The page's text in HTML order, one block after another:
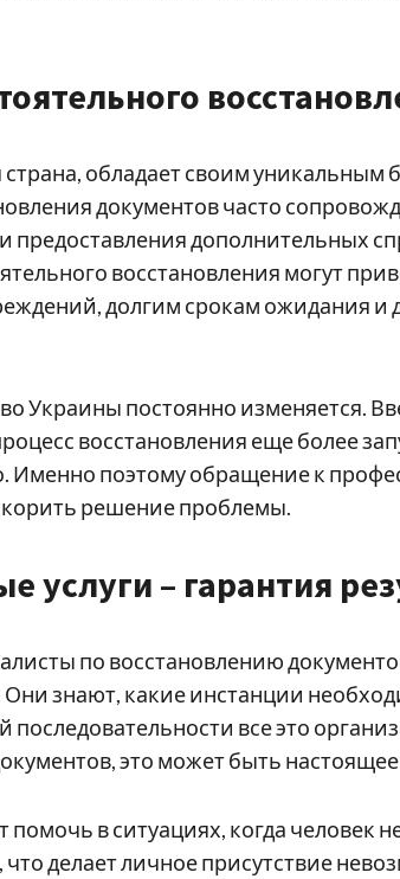
страна, обладает своим
документов часто
предоставления дополнительных
восстановления могут
долгим срокам ожидания и
Украины постоянно изменяется.
восстановления еще более
Именно поэтому обращение к
решение проблемы.
услуги – гарантия
по восстановлению
Они знают, какие инстанции
последовательности все это
это может быть
в ситуациях, когда человек
что делает личное присутствие